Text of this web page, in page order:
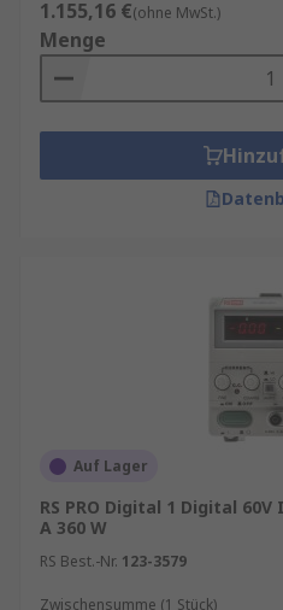
1.155,16 €(ohne MwSt.)
Menge
Auf Lager
RS PRO Digital 1 Digital
A 360 W
RS Best.-Nr. 123-3579
Zwischensumme (1 Stück)